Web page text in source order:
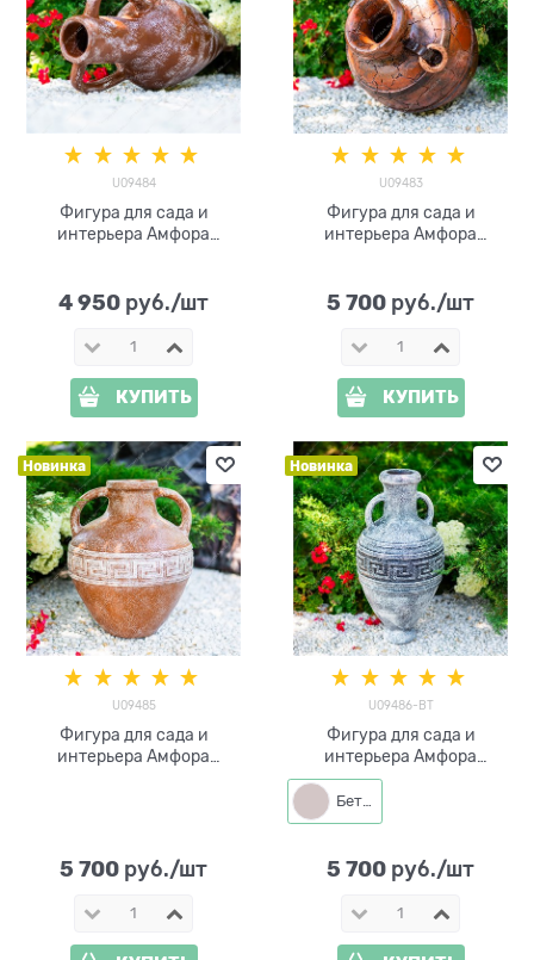
U09484
Фигура для сада и
интерьера Амфора
4 950 руб./шт
КУПИТЬ
U09483
Фигура для сада и
интерьера Амфора
5 700 руб./шт
КУПИТЬ
Новинка
U09485
Фигура для сада и
интерьера Амфора
5 700 руб./шт
Новинка
U09486-BT
Фигура для сада и
интерьера Амфора
греческая U09486
полистоун H=70 см V=30 л
Бетон
5 700 руб./шт